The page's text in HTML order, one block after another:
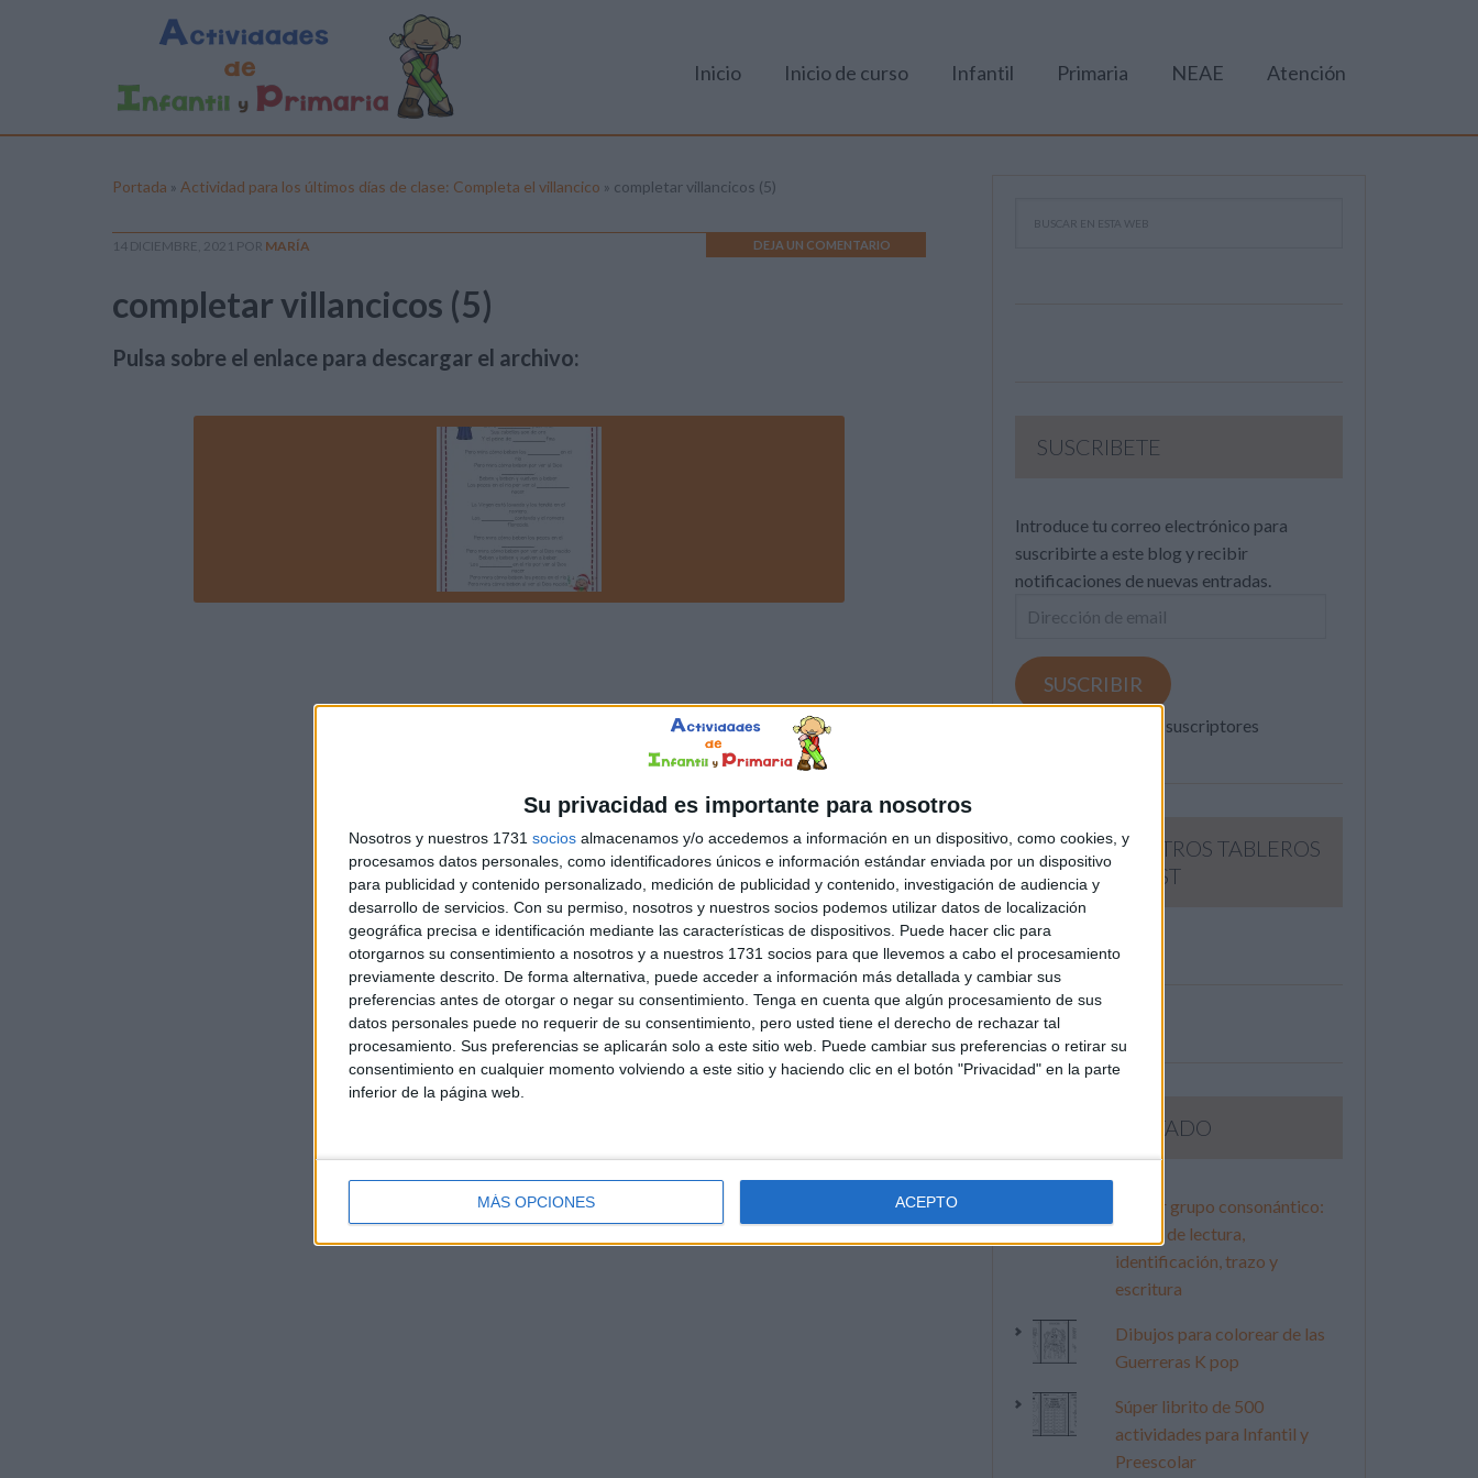
Su privacidad es importante para nosotros
Nosotros y nuestros 1731 socios almacenamos y/o accedemos a información en un dispositivo, como cookies, y
procesamos datos personales, como identificadores únicos e información estándar enviada por un dispositivo
para publicidad y contenido personalizado, medición de publicidad y contenido, investigación de audiencia y
desarrollo de servicios. Con su permiso, nosotros y nuestros socios podemos utilizar datos de localización
geográfica precisa e identificación mediante las características de dispositivos. Puede hacer clic para
otorgarnos su consentimiento a nosotros y a nuestros 1731 socios para que llevemos a cabo el procesamiento
previamente descrito. De forma alternativa, puede acceder a información más detallada y cambiar sus
preferencias antes de otorgar o negar su consentimiento. Tenga en cuenta que algún procesamiento de sus
datos personales puede no requerir de su consentimiento, pero usted tiene el derecho de rechazar tal
procesamiento. Sus preferencias se aplicarán solo a este sitio web. Puede cambiar sus preferencias o retirar su
consentimiento en cualquier momento volviendo a este sitio y haciendo clic en el botón "Privacidad" en la parte
inferior de la página web.
MÁS OPCIONES ACEPTO
Inicio Inicio de curso Infantil Primaria NEAE Atención
Portada » Actividad para los últimos días de clase: Completa el villancico » completar villancicos (5)
14 DICIEMBRE, 2021 POR MARÍA DEJA UN COMENTARIO
completar villancicos (5)
Pulsa sobre el enlace para descargar el archivo:
SUSCRIBETE
Introduce tu correo electrónico para
suscribirte a este blog y recibir
notificaciones de nuevas entradas.
Dirección
email
SUSCRIBIR
Únete a otros 371K suscriptores
SIGUE NUESTROS TABLEROS
EN PINTEREST
LO MÁS VISITADO
Primer grupo consonántico:
Fichas de lectura,
identificación, trazo y
escritura
Dibujos para colorear de las
Guerreras K pop
Súper librito de 500
actividades para Infantil y
Preescolar